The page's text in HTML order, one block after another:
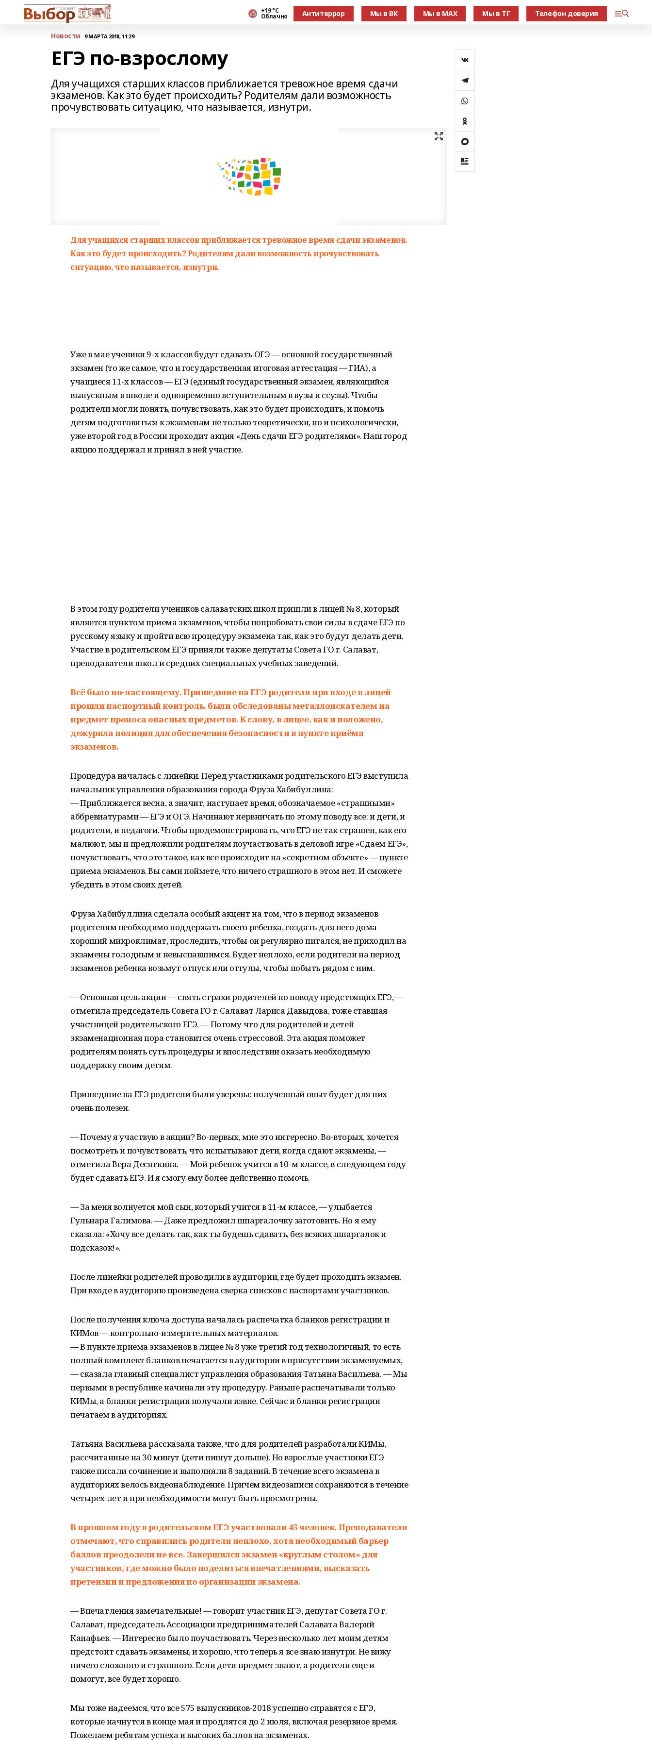
+19 °С
Облачно Антитеррор Мы в ВК Мы в МАХ Мы в ТГ Телефон доверия
Новости 9 МАРТА 2018, 11:29
ЕГЭ по-взрослому
Для учащихся старших классов приближается тревожное время сдачи
экзаменов. Как это будет происходить? Родителям дали возможность
прочувствовать ситуацию, что называется, изнутри.
Для учащихся старших классов приближается тревожное время сдачи экзаменов.
Как это будет происходить? Родителям дали возможность прочувствовать
ситуацию, что называется, изнутри.
Уже в мае ученики 9-х классов будут сдавать ОГЭ — основной государственный
экзамен (то же самое, что и государственная итоговая аттестация — ГИА), а
учащиеся 11-х классов — ЕГЭ (единый государственный экзамен, являющийся
выпускным в школе и одновременно вступительным в вузы и ссузы). Чтобы
родители могли понять, почувствовать, как это будет происходить, и помочь
детям подготовиться к экзаменам не только теоретически, но и психологически,
уже второй год в России проходит акция «День сдачи ЕГЭ родителями». Наш город
акцию поддержал и принял в ней участие.
В этом году родители учеников салаватских школ пришли в лицей № 8, который
является пунктом приема экзаменов, чтобы попробовать свои силы в сдаче ЕГЭ по
русскому языку и пройти всю процедуру экзамена так, как это будут делать дети.
Участие в родительском ЕГЭ приняли также депутаты Совета ГО г. Салават,
преподаватели школ и средних специальных учебных заведений.
Всё было по-настоящему. Пришедшие на ЕГЭ родители при входе в лицей
прошли паспортный контроль, были обследованы металлоискателем на
предмет проноса опасных предметов. К слову, в лицее, как и положено,
дежурила полиция для обеспечения безопасности в пункте приёма
экзаменов.
Процедура началась с линейки. Перед участниками родительского ЕГЭ выступила
начальник управления образования города Фруза Хабибуллина:
— Приближается весна, а значит, наступает время, обозначаемое «страшными»
аббревиатурами — ЕГЭ и ОГЭ. Начинают нервничать по этому поводу все: и дети, и
родители, и педагоги. Чтобы продемонстрировать, что ЕГЭ не так страшен, как его
малюют, мы и предложили родителям поучаствовать в деловой игре «Сдаем ЕГЭ»,
почувствовать, что это такое, как все происходит на «секретном объекте» — пункте
приема экзаменов. Вы сами поймете, что ничего страшного в этом нет. И сможете
убедить в этом своих детей.
Фруза Хабибуллина сделала особый акцент на том, что в период экзаменов
родителям необходимо поддержать своего ребенка, создать для него дома
хороший микроклимат, проследить, чтобы он регулярно питался, не приходил на
экзамены голодным и невыспавшимся. Будет неплохо, если родители на период
экзаменов ребенка возьмут отпуск или отгулы, чтобы побыть рядом с ним.
— Основная цель акции — снять страхи родителей по поводу предстоящих ЕГЭ, —
отметила председатель Совета ГО г. Салават Лариса Давыдова, тоже ставшая
участницей родительского ЕГЭ. — Потому что для родителей и детей
экзаменационная пора становится очень стрессовой. Эта акция поможет
родителям понять суть процедуры и впоследствии оказать необходимую
поддержку своим детям.
Пришедшие на ЕГЭ родители были уверены: полученный опыт будет для них
очень полезен.
— Почему я участвую в акции? Во-первых, мне это интересно. Во-вторых, хочется
посмотреть и почувствовать, что испытывают дети, когда сдают экзамены, —
отметила Вера Десяткина. — Мой ребенок учится в 10-м классе, в следующем году
будет сдавать ЕГЭ. И я смогу ему более действенно помочь.
— За меня волнуется мой сын, который учится в 11-м классе, — улыбается
Гульнара Галимова. — Даже предложил шпаргалочку заготовить. Но я ему
сказала: «Хочу все делать так, как ты будешь сдавать, без всяких шпаргалок и
подсказок!».
После линейки родителей проводили в аудитории, где будет проходить экзамен.
При входе в аудиторию произведена сверка списков с паспортами участников.
После получения ключа доступа началась распечатка бланков регистрации и
КИМов — контрольно-измерительных материалов.
— В пункте приема экзаменов в лицее № 8 уже третий год технологичный, то есть
полный комплект бланков печатается в аудитории в присутствии экзаменуемых,
— сказала главный специалист управления образования Татьяна Васильева. — Мы
первыми в республике начинали эту процедуру. Раньше распечатывали только
КИМы, а бланки регистрации получали извне. Сейчас и бланки регистрации
печатаем в аудиториях.
Татьяна Васильева рассказала также, что для родителей разработали КИМы,
рассчитанные на 30 минут (дети пишут дольше). Но взрослые участники ЕГЭ
также писали сочинение и выполняли 8 заданий. В течение всего экзамена в
аудиториях велось видеонаблюдение. Причем видеозаписи сохраняются в течение
четырех лет и при необходимости могут быть просмотрены.
В прошлом году в родительском ЕГЭ участвовали 45 человек. Преподаватели
отмечают, что справились родители неплохо, хотя необходимый барьер
баллов преодолели не все. Завершился экзамен «круглым столом» для
участников, где можно было поделиться впечатлениями, высказать
претензии и предложения по организации экзамена.
— Впечатления замечательные! — говорит участник ЕГЭ, депутат Совета ГО г.
Салават, председатель Ассоциации предпринимателей Салавата Валерий
Канафьев. — Интересно было поучаствовать. Через несколько лет моим детям
предстоит сдавать экзамены, и хорошо, что теперь я все знаю изнутри. Не вижу
ничего сложного и страшного. Если дети предмет знают, а родители еще и
помогут, все будет хорошо.
Мы тоже надеемся, что все 575 выпускников-2018 успешно справятся с ЕГЭ,
которые начнутся в конце мая и продлятся до 2 июля, включая резервное время.
Пожелаем ребятам успеха и высоких баллов на экзаменах.